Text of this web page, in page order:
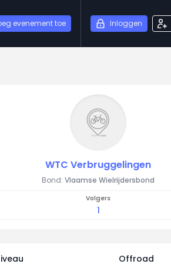
evenement toe Inloggen
WTC Verbruggelingen
Bond: Vlaamse Wielrijdersbond
Volgers
1
Offroad